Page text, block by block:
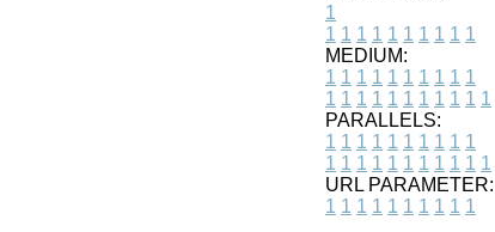
1
1 1 1 1 1 1 1 1 1 1
MEDIUM:
1 1 1 1 1 1 1 1 1 1
1 1 1 1 1 1 1 1 1 1 1
PARALLELS:
1 1 1 1 1 1 1 1 1 1
1 1 1 1 1 1 1 1 1 1 1
URL PARAMETER:
1 1 1 1 1 1 1 1 1 1